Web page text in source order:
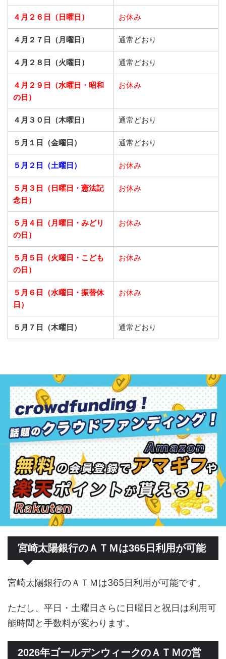
４月２６日（日曜日） お休み
４月２７日（月曜日） 通常どおり
４月２８日（火曜日） 通常どおり
４月２９日（水曜日・昭和
の日）
お休み
４月３０日（木曜日） 通常どおり
５月１日（金曜日） 通常どおり
５月２日（土曜日） お休み
５月３日（日曜日・憲法記
念日）
お休み
５月４日（月曜日・みどり
の日）
お休み
５月５日（火曜日・こども
の日）
お休み
５月６日（水曜日・振替休
日）
お休み
５月７日（木曜日） 通常どおり
宮崎太陽銀行のＡＴＭは365日利用が可能
宮崎太陽銀行のＡＴＭは365日利用が可能です。
ただし、平日・土曜日さらに日曜日と祝日は利用可
能時間と手数料が変わります。
2026年ゴールデンウィークのＡＴＭの営